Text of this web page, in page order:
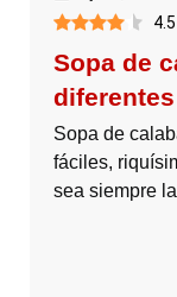
4.5
Sopa de
Sopa de
fáciles,
sea siempre